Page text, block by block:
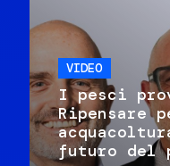
VIDEO
I pesci
Ripensare
futuro del